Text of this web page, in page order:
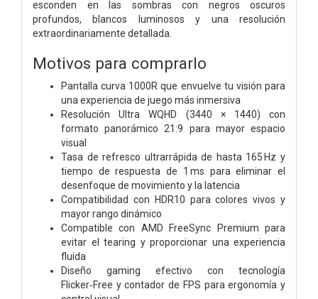
esconden en las sombras con negros oscuros
profundos, blancos luminosos y una resolución
extraordinariamente detallada.
Motivos para comprarlo
Pantalla curva 1000R que envuelve tu visión para
una experiencia de juego más inmersiva
Resolución Ultra WQHD (3440 × 1440) con
formato panorámico 21:9 para mayor espacio
visual
Tasa de refresco ultrarrápida de hasta 165 Hz y
tiempo de respuesta de 1 ms para eliminar el
desenfoque de movimiento y la latencia
Compatibilidad con HDR10 para colores vivos y
mayor rango dinámico
Compatible con AMD FreeSync Premium para
evitar el tearing y proporcionar una experiencia
fluida
Diseño gaming efectivo con tecnología
Flicker‑Free y contador de FPS para ergonomía y